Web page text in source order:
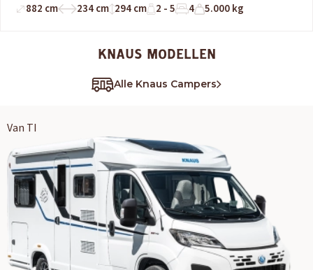
882 cm 234 cm 294 cm 2 - 5 4 5.000 kg
KNAUS MODELLEN
Alle Knaus Campers
Van TI